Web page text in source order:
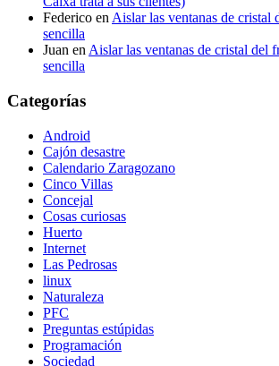
Federico en Aislar las ventanas de cristal
sencilla
Juan en Aislar las ventanas de cristal del
sencilla
Categorías
Android
Cajón desastre
Calendario Zaragozano
Cinco Villas
Concejal
Cosas curiosas
Huerto
Internet
Las Pedrosas
linux
Naturaleza
PFC
Preguntas estúpidas
Programación
Sociedad